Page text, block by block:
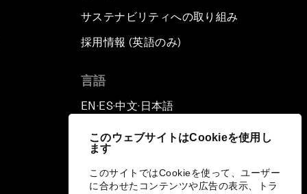
このウェブサイトはCookieを使用し
ます
このサイトではCookieを使って、ユーザー
に合わせたコンテンツや広告の表示、トラ
サステナビリティへの取り組み
採用情報 (英語のみ)
言語
EN ▪ ES▪中文▪ 日本語